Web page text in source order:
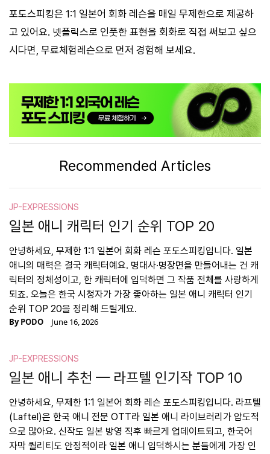
포도스피킹은 1:1 일본어 회화 레슨을 매일 무제한으로 제공하
고 있어요. 넷플릭스로 인풋한 표현을 회화로 직접 써보고 싶으
시다면, 무료체험레슨으로 먼저 경험해 보세요.
Recommended Articles
JP-EXPRESSIONS
일본 애니 캐릭터 인기 순위 TOP 20
안녕하세요, 무제한 1:1 일본어 회화 레슨 포도스피킹입니다. 일본
애니의 매력은 결국 캐릭터예요. 명대사·명장면을 만들어내는 건 캐
릭터의 정체성이고, 한 캐릭터에 입덕하면 그 작품 전체를 사랑하게
되죠. 오늘은 한국 시청자가 가장 좋아하는 일본 애니 캐릭터 인기
순위 TOP 20을 정리해 드릴게요.
ByPODO June 16, 2026
JP-EXPRESSIONS
일본 애니 추천 — 라프텔 인기작 TOP 10
안녕하세요, 무제한 1:1 일본어 회화 레슨 포도스피킹입니다. 라프텔
(Laftel)은 한국 애니 전문 OTT라 일본 애니 라이브러리가 압도적
으로 많아요. 신작도 일본 방영 직후 빠르게 업데이트되고, 한국어
자막 퀄리티도 안정적이라 일본 애니 입덕하시는 분들에게 가장 인